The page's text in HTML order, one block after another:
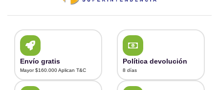
Envío gratis
Mayor $160.000 Aplican T&C
Política devolución
8 días